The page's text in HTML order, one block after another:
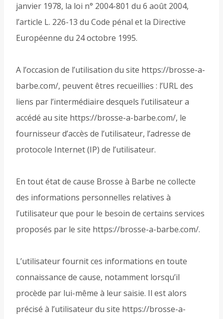
janvier 1978, la loi n° 2004-801 du 6 août 2004,
l’article L. 226-13 du Code pénal et la Directive
Européenne du 24 octobre 1995.
A l’occasion de l’utilisation du site https://brosse-a-
barbe.com/, peuvent êtres recueillies : l’URL des
liens par l’intermédiaire desquels l’utilisateur a
accédé au site https://brosse-a-barbe.com/, le
fournisseur d’accès de l’utilisateur, l’adresse de
protocole Internet (IP) de l’utilisateur.
En tout état de cause Brosse à Barbe ne collecte
des informations personnelles relatives à
l’utilisateur que pour le besoin de certains services
proposés par le site https://brosse-a-barbe.com/.
L’utilisateur fournit ces informations en toute
connaissance de cause, notamment lorsqu’il
procède par lui-même à leur saisie. Il est alors
précisé à l’utilisateur du site https://brosse-a-